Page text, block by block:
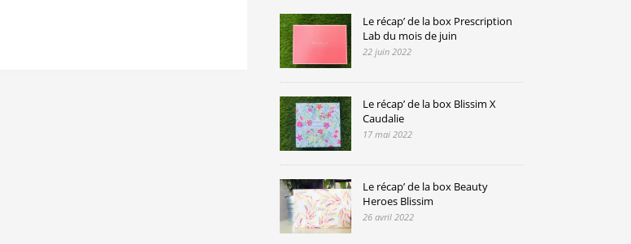
Le récap’ de la box Prescription
Lab du mois de juin
22 juin 2022
Le récap’ de la box Blissim X
Caudalie
17 mai 2022
Le récap’ de la box Beauty
Heroes Blissim
26 avril 2022